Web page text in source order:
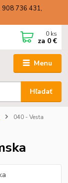
908 736 431,
Menu
Hľadať
0 ks
za 0 €
040 - Vesta